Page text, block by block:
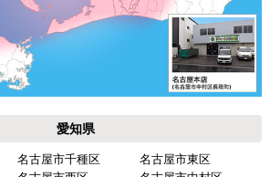
.com・当店公式サービス
東海 工事対応エリア